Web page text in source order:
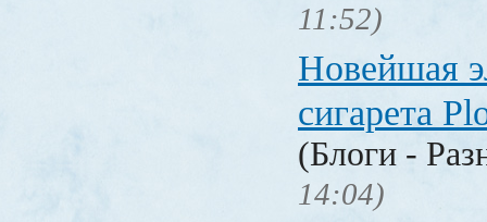
11:52)
Новейшая
сигарета
(Блоги -
14:04)